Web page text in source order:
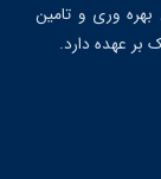
وری و تامین
بر عهده دارد.